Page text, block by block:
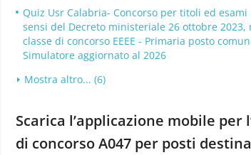
Quiz Usr Calabria- Concorso per titoli ed
sensi del Decreto ministeriale 26 ottobre
classe di concorso EEEE - Primaria posto
Simulatore aggiornato al 2026
Mostra altro... (6)
Scarica l’applicazione mobile
di concorso A047 per posti